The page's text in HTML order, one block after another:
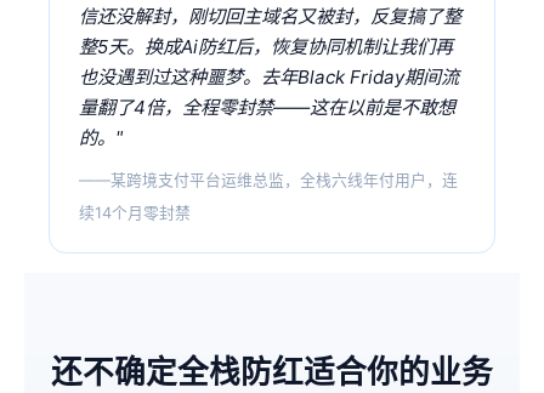
信还没解封，刚切回主域名又被封，反复搞了整
整5天。换成Ai防红后，恢复协同机制让我们再
也没遇到过这种噩梦。去年Black Friday期间流
量翻了4倍，全程零封禁——这在以前是不敢想
的。"
——某跨境支付平台运维总监，全栈六线年付用户，连
续14个月零封禁
还不确定全栈防红适合你的业务